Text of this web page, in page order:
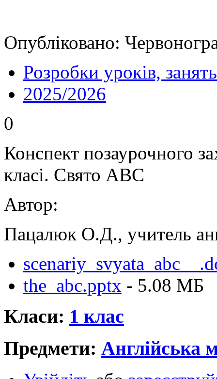
Опубліковано:
Розробки уроків, занять
2025/2026
0
Конспект позаурочного
класі. Свято АВС
Автор:
Пацалюк О.Д., учитель
the_abc.pptx - 5.08 MБ
Класи: 1 клас
Предмети: Англійська